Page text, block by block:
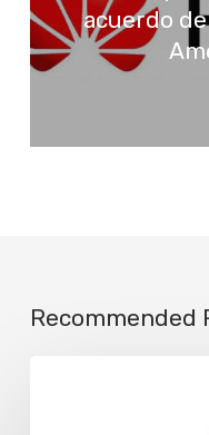
acuerdo
Recommended